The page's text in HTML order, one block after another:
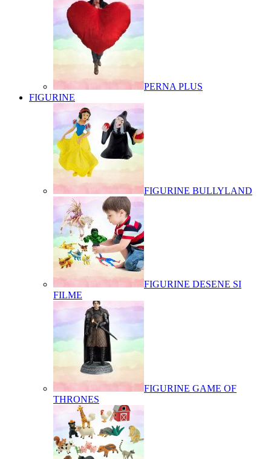
PERNA PLUS
FIGURINE
FIGURINE BULLYLAND
FIGURINE DESENE SI
FILME
FIGURINE GAME OF
THRONES